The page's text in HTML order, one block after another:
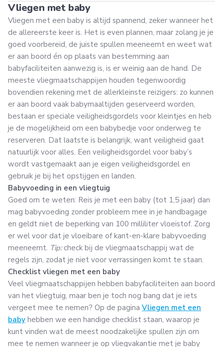
Vliegen met baby
Vliegen met een baby is altijd spannend, zeker wanneer het
de allereerste keer is. Het is even plannen, maar zolang je je
goed voorbereid, de juiste spullen meeneemt en weet wat
er aan boord én op plaats van bestemming aan
babyfaciliteiten aanwezig is, is er weinig aan de hand. De
meeste vliegmaatschappijen houden tegenwoordig
bovendien rekening met de allerkleinste reizigers: zo kunnen
er aan boord vaak babymaaltijden geserveerd worden,
bestaan er speciale veiligheidsgordels voor kleintjes en heb
je de mogelijkheid om een babybedje voor onderweg te
reserveren. Dat laatste is belangrijk, want veiligheid gaat
natuurlijk voor alles. Een veiligheidsgordel voor baby’s
wordt vastgemaakt aan je eigen veiligheidsgordel en
gebruik je bij het opstijgen en landen.
Babyvoeding in een vliegtuig
Goed om te weten: Reis je met een baby (tot 1,5 jaar) dan
mag babyvoeding zonder probleem mee in je handbagage
en geldt niet de beperking van 100 milliliter vloeistof. Zorg
er wel voor dat je vloeibare of kant-en-klare babyvoeding
meeneemt. Tip: check bij de vliegmaatschappij wat de
regels zijn, zodat je niet voor verrassingen komt te staan.
Checklist vliegen met een baby
Veel vliegmaatschappijen hebben babyfaciliteiten aan boord
van het vliegtuig, maar ben je toch nog bang dat je iets
vergeet mee te nemen? Op de pagina Vliegen met een
baby hebben we een handige checklist staan, waarop je
kunt vinden wat de meest noodzakelijke spullen zijn om
mee te nemen wanneer je op vliegvakantie met je baby